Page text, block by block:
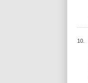
10.